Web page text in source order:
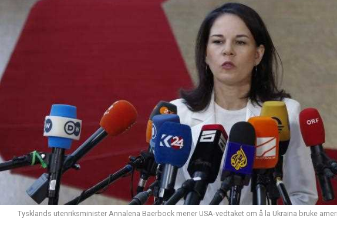
Tysklands utenriksminister Annalena Baerbock mener USA-vedtaket om å la Ukraina bruke